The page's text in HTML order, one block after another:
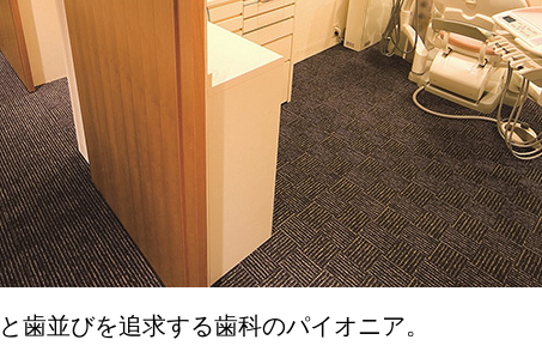
歯並びを追求する歯科のパイオニア。